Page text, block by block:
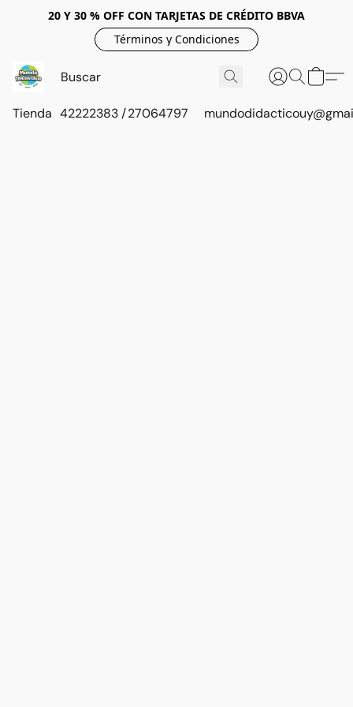
20 Y 30 % OFF CON TARJETAS DE CRÉDITO BBVA
Términos y Condiciones
Tienda 42222383 / 27064797